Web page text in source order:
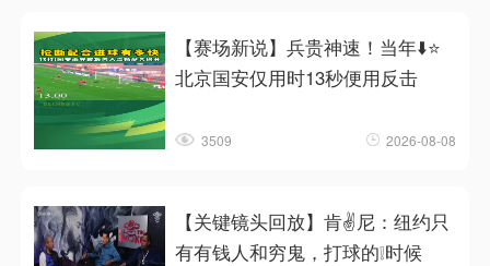
【赛场新说】兵贵神速！当年⬇️⭐
北京国安仅用时13秒便用反击
3509 2026-08-08
【关键镜头回放】肯✌️尼：纽约只
有有钱人和穷鬼，打球的❕时候